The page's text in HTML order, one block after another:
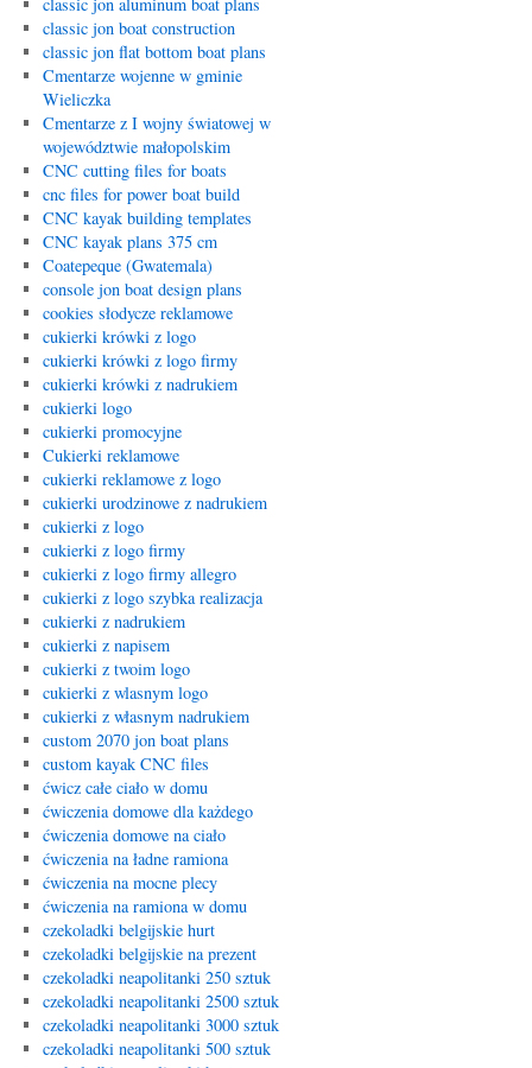
classic jon boat construction
classic jon flat bottom boat plans
Cmentarze wojenne w gminie
Wieliczka
Cmentarze z I wojny światowej w
województwie małopolskim
CNC cutting files for boats
cnc files for power boat build
CNC kayak building templates
CNC kayak plans 375 cm
Coatepeque (Gwatemala)
console jon boat design plans
cookies słodycze reklamowe
cukierki krówki z logo
cukierki krówki z logo firmy
cukierki krówki z nadrukiem
cukierki logo
cukierki promocyjne
Cukierki reklamowe
cukierki reklamowe z logo
cukierki urodzinowe z nadrukiem
cukierki z logo
cukierki z logo firmy
cukierki z logo firmy allegro
cukierki z logo szybka realizacja
cukierki z nadrukiem
cukierki z napisem
cukierki z twoim logo
cukierki z wlasnym logo
cukierki z własnym nadrukiem
custom 2070 jon boat plans
custom kayak CNC files
ćwicz całe ciało w domu
ćwiczenia domowe dla każdego
ćwiczenia domowe na ciało
ćwiczenia na ładne ramiona
ćwiczenia na mocne plecy
ćwiczenia na ramiona w domu
czekoladki belgijskie hurt
czekoladki belgijskie na prezent
czekoladki neapolitanki 250 sztuk
czekoladki neapolitanki 2500 sztuk
czekoladki neapolitanki 3000 sztuk
czekoladki neapolitanki 500 sztuk